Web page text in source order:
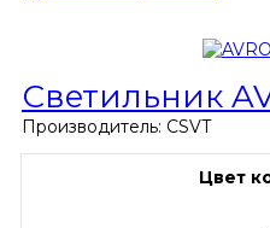
Светильник
Производитель: CSVT
Цвет